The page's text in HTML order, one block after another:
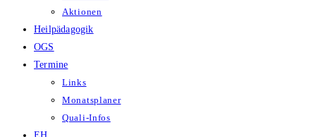
Aktionen
Heilpädagogik
OGS
Termine
Links
Monatsplaner
Quali-Infos